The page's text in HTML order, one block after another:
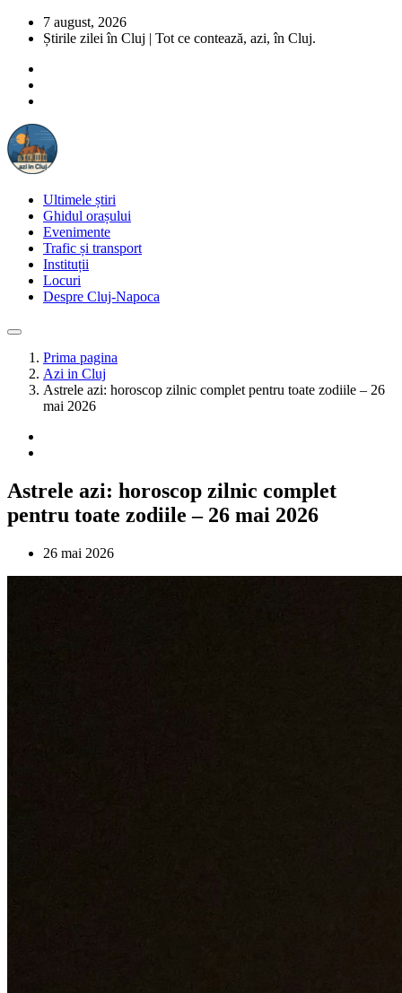
7 august, 2026
Știrile zilei în Cluj | Tot ce contează, azi, în Cluj.
Ultimele știri
Ghidul orașului
Evenimente
Trafic și transport
Instituții
Locuri
Despre Cluj-Napoca
Prima pagina
Azi in Cluj
Astrele azi: horoscop zilnic complet pentru toate zodiile – 26
mai 2026
Astrele azi: horoscop zilnic complet
pentru toate zodiile – 26 mai 2026
26 mai 2026